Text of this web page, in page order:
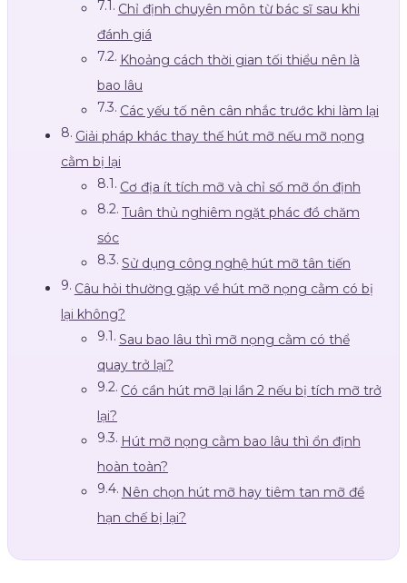
Chỉ định chuyên môn từ bác sĩ sau khi
đánh giá
Khoảng cách thời gian tối thiểu nên là
bao lâu
Các yếu tố nên cân nhắc trước khi làm lại
Giải pháp khác thay thế hút mỡ nếu mỡ nọng
cằm bị lại
Cơ địa ít tích mỡ và chỉ số mỡ ổn định
Tuân thủ nghiêm ngặt phác đồ chăm
sóc
Sử dụng công nghệ hút mỡ tân tiến
Câu hỏi thường gặp về hút mỡ nọng cằm có bị
lại không?
Sau bao lâu thì mỡ nọng cằm có thể
quay trở lại?
Có cần hút mỡ lại lần 2 nếu bị tích mỡ trở
lại?
Hút mỡ nọng cằm bao lâu thì ổn định
hoàn toàn?
Nên chọn hút mỡ hay tiêm tan mỡ để
hạn chế bị lại?